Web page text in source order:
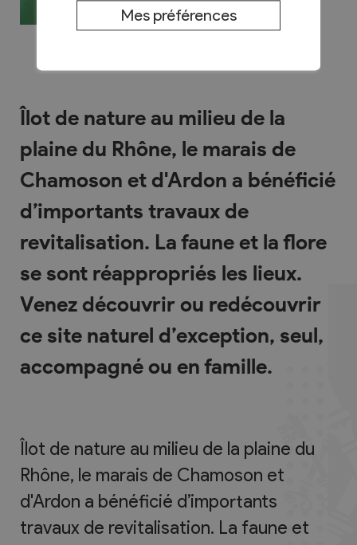
Îlot de nature au milieu de la
plaine du Rhône, le marais de
Chamoson et d'Ardon a bénéficié
d’importants travaux de
revitalisation. La faune et la flore
se sont réappropriés les lieux.
Venez découvrir ou redécouvrir
ce site naturel d’exception, seul,
accompagné ou en famille.
Îlot de nature au milieu de la plaine du
Rhône, le marais de Chamoson et
d'Ardon a bénéficié d’importants
travaux de revitalisation. La faune et
Mes préférences